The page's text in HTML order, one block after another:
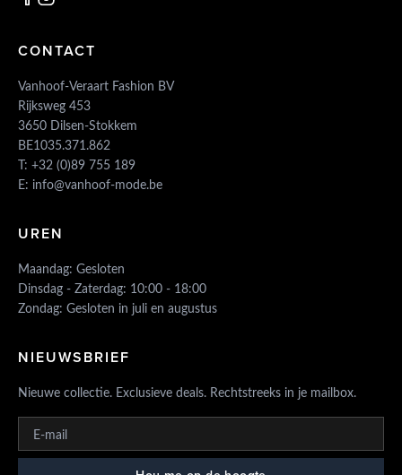
CONTACT
Vanhoof-Veraart Fashion BV
Rijksweg 453
3650 Dilsen-Stokkem
BE1035.371.862
T: +32 (0)89 755 189
E: info@vanhoof-mode.be
UREN
Maandag: Gesloten
Dinsdag - Zaterdag: 10:00 - 18:00
Zondag: Gesloten in juli en augustus
NIEUWSBRIEF
Nieuwe collectie. Exclusieve deals. Rechtstreeks in je mailbox.